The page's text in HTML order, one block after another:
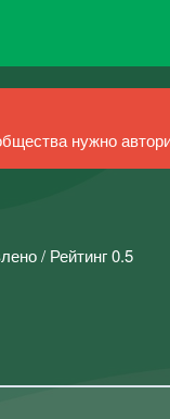
нужно
/ Рейтинг 0.5